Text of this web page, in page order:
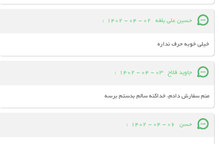
حسین علی بلغه 02 - 04 - 1402
:
خیلی خوبه حرف نداره
جاوید فلاح 03 - 04 - 1402
:
منم سفارش دادم، خداکنه سالم بدستم برسه
حسن 06 - 04 - 1402
: